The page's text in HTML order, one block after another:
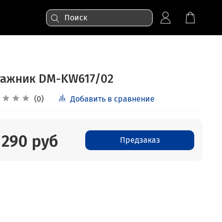
DM-KW617/02
(0) Добавить в сравнение
руб Предзаказ